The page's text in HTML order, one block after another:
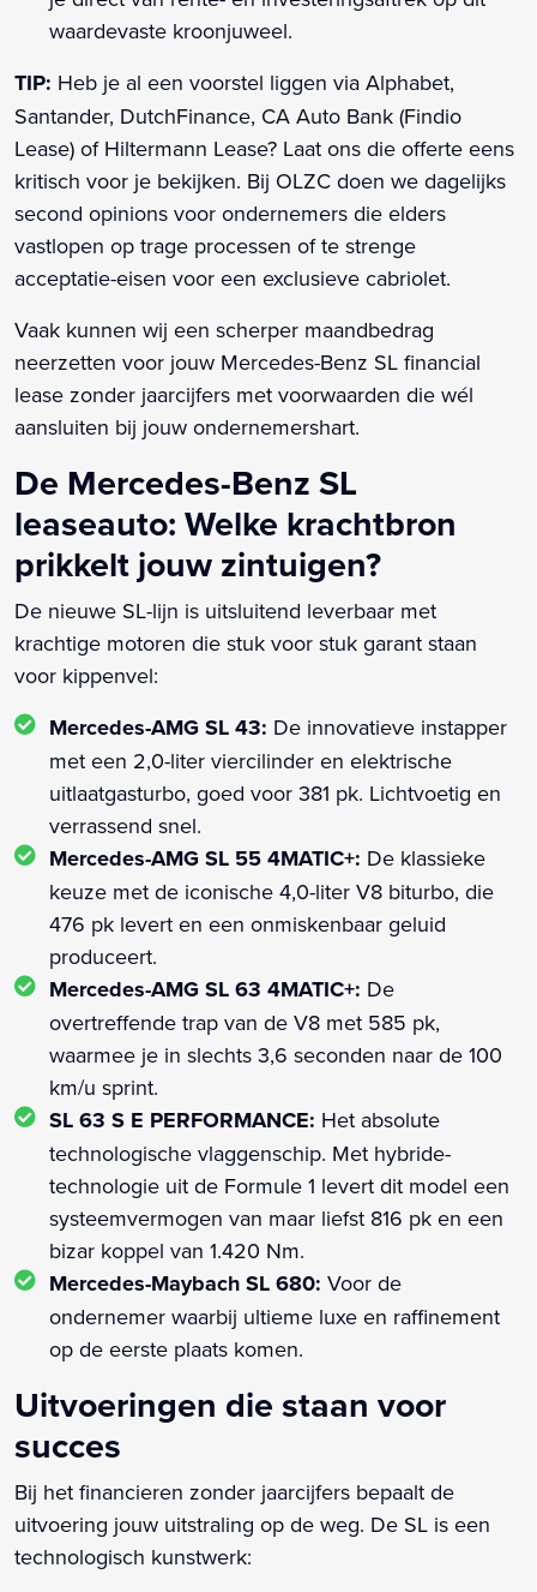
waardevaste kroonjuweel.
TIP: Heb je al een voorstel liggen via Alphabet,
Santander, DutchFinance, CA Auto Bank (Findio
Lease) of Hiltermann Lease? Laat ons die offerte eens
kritisch voor je bekijken. Bij OLZC doen we dagelijks
second opinions voor ondernemers die elders
vastlopen op trage processen of te strenge
acceptatie-eisen voor een exclusieve cabriolet.
Vaak kunnen wij een scherper maandbedrag
neerzetten voor jouw Mercedes-Benz SL financial
lease zonder jaarcijfers met voorwaarden die wél
aansluiten bij jouw ondernemershart.
De Mercedes-Benz SL
leaseauto: Welke krachtbron
prikkelt jouw zintuigen?
De nieuwe SL-lijn is uitsluitend leverbaar met
krachtige motoren die stuk voor stuk garant staan
voor kippenvel:
Mercedes-AMG SL 43: De innovatieve instapper
met een 2,0-liter viercilinder en elektrische
uitlaatgasturbo, goed voor 381 pk. Lichtvoetig en
verrassend snel.
Mercedes-AMG SL 55 4MATIC+: De klassieke
keuze met de iconische 4,0-liter V8 biturbo, die
476 pk levert en een onmiskenbaar geluid
produceert.
Mercedes-AMG SL 63 4MATIC+: De
overtreffende trap van de V8 met 585 pk,
waarmee je in slechts 3,6 seconden naar de 100
km/u sprint.
SL 63 S E PERFORMANCE: Het absolute
technologische vlaggenschip. Met hybride-
technologie uit de Formule 1 levert dit model een
systeemvermogen van maar liefst 816 pk en een
bizar koppel van 1.420 Nm.
Mercedes-Maybach SL 680: Voor de
ondernemer waarbij ultieme luxe en raffinement
op de eerste plaats komen.
Uitvoeringen die staan voor
succes
Bij het financieren zonder jaarcijfers bepaalt de
uitvoering jouw uitstraling op de weg. De SL is een
technologisch kunstwerk: